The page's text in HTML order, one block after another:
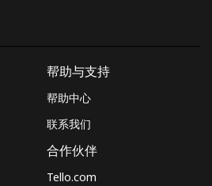
帮助与支持
帮助中心
联系我们
合作伙伴
Tello.com